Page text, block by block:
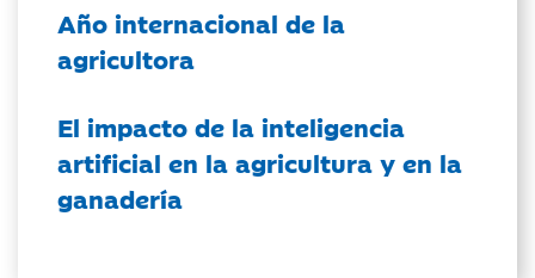
Año internacional de la
agricultora
El impacto de la inteligencia
artificial en la agricultura y en la
ganadería